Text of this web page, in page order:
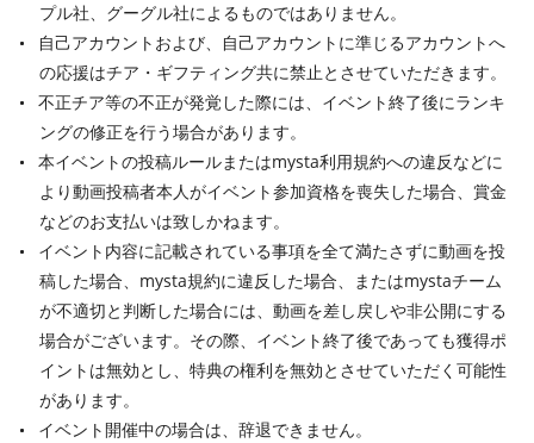
プル社、グーグル社によるものではありません。
自己アカウントおよび、自己アカウントに準じるアカウントへ
の応援はチア・ギフティング共に禁止とさせていただきます。
不正チア等の不正が発覚した際には、イベント終了後にランキ
ングの修正を行う場合があります。
本イベントの投稿ルールまたはmysta利用規約への違反などに
より動画投稿者本人がイベント参加資格を喪失した場合、賞金
などのお支払いは致しかねます。
イベント内容に記載されている事項を全て満たさずに動画を投
稿した場合、mysta規約に違反した場合、またはmystaチーム
が不適切と判断した場合には、動画を差し戻しや非公開にする
場合がございます。その際、イベント終了後であっても獲得ポ
イントは無効とし、特典の権利を無効とさせていただく可能性
があります。
イベント開催中の場合は、辞退できません。